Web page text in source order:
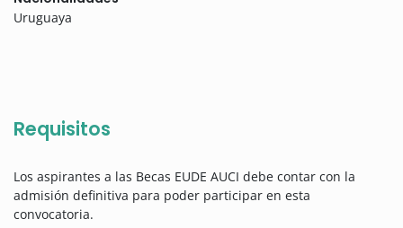
Uruguaya
Requisitos
Los aspirantes a las Becas EUDE AUCI debe contar con la
admisión definitiva para poder participar en esta
convocatoria.